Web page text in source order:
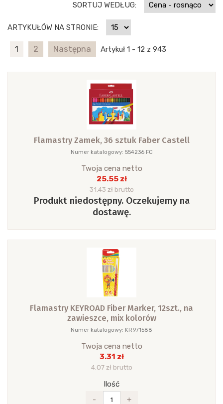
SORTUJ WEDŁUG:
ARTYKUŁÓW NA STRONIE:
1 2 Następna Artykuł 1 - 12 z 943
Flamastry Zamek, 36 sztuk Faber Castell
Numer katalogowy: 554236 FC
Twoja cena netto
25.55 zł
31.43 zł brutto
Produkt niedostępny. Oczekujemy na
dostawę.
Flamastry KEYROAD Fiber Marker, 12szt., na
zawieszce, mix kolorów
Numer katalogowy: KR971588
Twoja cena netto
3.31 zł
4.07 zł brutto
Ilość
-
+